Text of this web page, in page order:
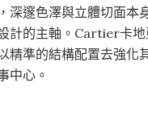
深邃色澤與立體切面本
計的主軸。Cartier卡
精準的結構配置去強化
中心。